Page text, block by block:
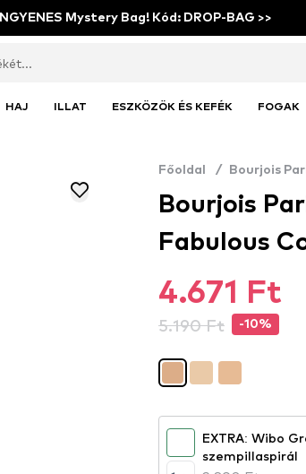
INGYENES Mystery Bag! Kód: DROP-BAG >>
HAJ ILLAT ESZKÖZÖK ÉS KEFÉK FOGAK
Főoldal / Bourjois
Bourjois
Fabulous
4.671 Ft
5.190 Ft -10%
EXTRA: Wibo
szempillaspirál